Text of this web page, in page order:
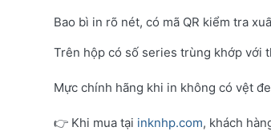
Bao bì in rõ nét, có mã QR kiểm tra
Trên hộp có số series trùng khớp với
Mực chính hãng khi in không có vệt
👉 Khi mua tại inknhp.com, khách